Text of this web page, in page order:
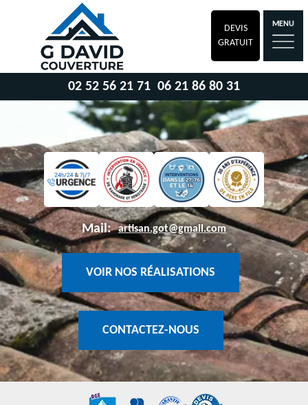
DEVIS
GRATUIT
MENU
02 52 56 21 71 06 21 86 80 31
Mail: artisan.got@gmail.com
VOIR NOS RÉALISATIONS
CONTACTEZ-NOUS